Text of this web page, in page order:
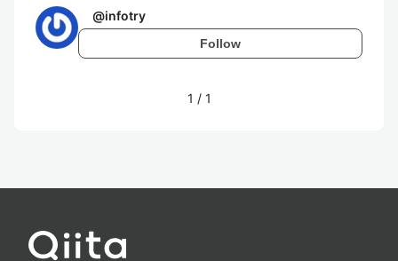
@infotry
Follow
1 / 1